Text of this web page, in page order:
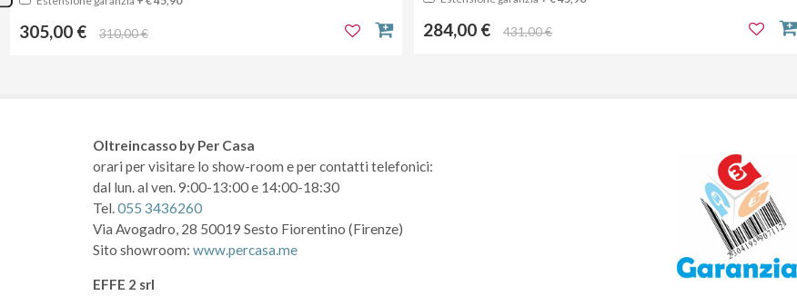
305,00 € 310,00 € 284,00 € 431,00 €
Oltreincasso by Per Casa
orari per visitare lo show-room e per contatti telefonici:
dal lun. al ven. 9:00-13:00 e 14:00-18:30
Tel.055 3436260
Via Avogadro, 28 50019 Sesto Fiorentino (Firenze)
Sito showroom: www.percasa.me
EFFE 2 srl